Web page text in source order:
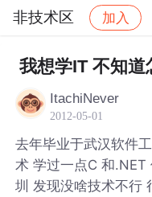
非技术区 加入
社区 非技术区
我想学IT 不知道
ItachiNever
2012-05-01
去年毕业于武汉软件
术 学过一点C 和.NET
圳 发现没啥技术不行